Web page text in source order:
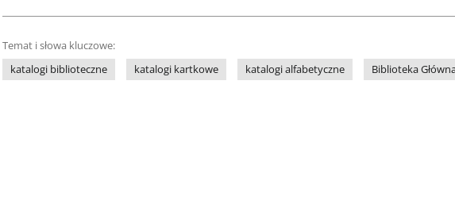
Temat i słowa kluczowe:
katalogi biblioteczne
katalogi kartkowe katalogi alfabetyczne Biblioteka